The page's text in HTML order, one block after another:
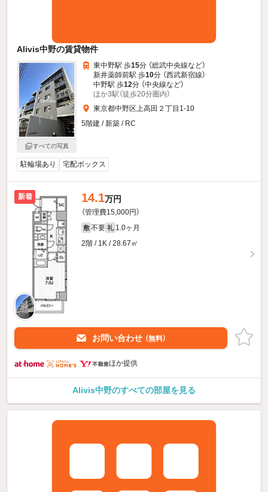
Alivis中野の賃貸物件
すべての写真
東中野駅 歩15分 （総武中央線など）
新井薬師前駅 歩10分 （西武新宿線）
中野駅 歩12分 （中央線など）
ほか3駅（徒歩20分圏内）
東京都中野区上高田２丁目1-10
5階建 / 新築 / RC
駐輪場あり 宅配ボックス
新着 14.1万円
（管理費15,000円）
敷 不要 礼 1.0ヶ月
2階 / 1K / 28.67㎡
お問い合わせ （無料）
ほか提供
Alivis中野のすべての部屋を見る